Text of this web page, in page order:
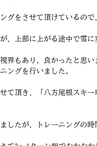
グをさせて頂けているの
、上部に上がる途中で雪に
界もあり、良かったと思
ングを行いました。
て頂き、「八方尾根スキ
したが、トレーニングの